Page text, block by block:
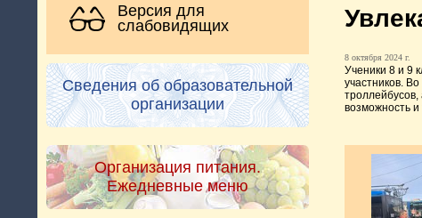
Версия для
слабовидящих
Сведения об образовательной
организации
Организация питания.
Ежедневные меню
8 октября 2024 г.
Ученики 8 и 9
участников.
возможность